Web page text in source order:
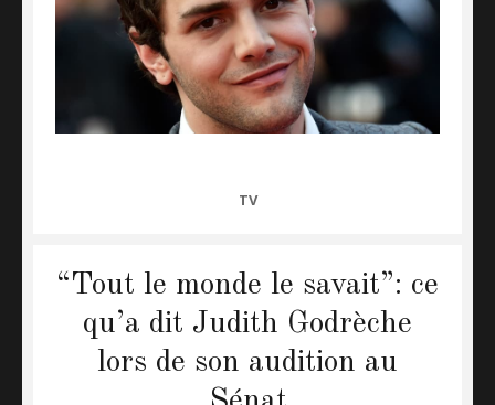
CATEGORIES
TV
“Tout le monde le savait”: ce
qu’a dit Judith Godrèche
lors de son audition au